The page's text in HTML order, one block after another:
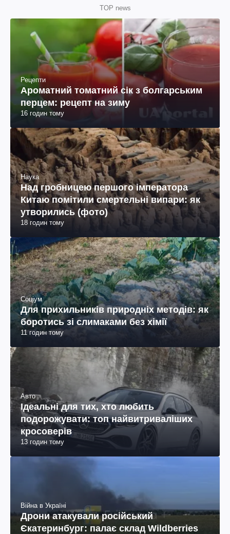
TOP news
Рецепти
Ароматний томатний сік з болгарським
перцем: рецепт на зиму
16 годин тому
Наука
Над гробницею першого імператора
Китаю помітили смертельні випари: як
утворились (фото)
18 годин тому
Соціум
Для прихильників природніх методів: як
боротись зі слимаками без хімії
11 годин тому
Авто
Ідеальні для тих, хто любить
подорожувати: топ найвитриваліших
кросоверів
13 годин тому
Війна в Україні
Дрони атакували російський
Єкатеринбург: палає склад Wildberries